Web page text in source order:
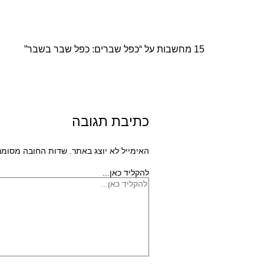
15 מחשבות על “כפל שברים: כפל שבר בשבר”
כתיבת תגובה
האימייל לא יוצג באתר. שדות החובה
להקליד כאן...